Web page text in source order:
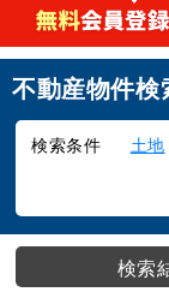
不動産物件検
検索条件 土地
検索